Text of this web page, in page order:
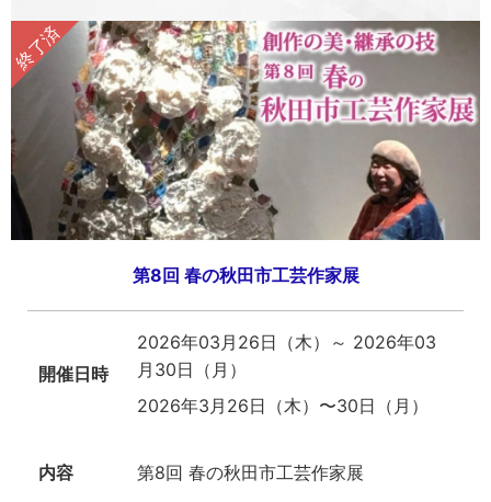
第8回 春の秋田市工芸作家展
開催日時
2026年03月26日（木）～ 2026年03
月30日（月）
2026年3月26日（木）〜30日（月）
内容 第8回 春の秋田市工芸作家展